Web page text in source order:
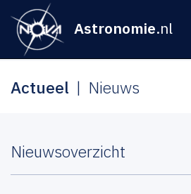
Astronomie.nl
Actueel Nieuws
Nieuwsoverzicht